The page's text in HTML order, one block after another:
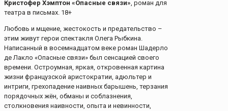
Кристофер Хэмптон «Опасные связи», роман для
театра в письмах. 18+
Любовь и мщение, жестокость и предательство –
этим живут герои спектакля Олега Рыбкина.
Написанный в восемнадцатом веке роман Шадерло
де Лакло «Опасные связи» был сенсацией своего
времени. Остроумная, яркая, откровенная картина
жизни французской аристократии, адюльтер и
интриги, грехопадение наивных барышень, терзания
порядочных жён, обманы и соблазнения,
столкновения наивности, опыта и невинности,